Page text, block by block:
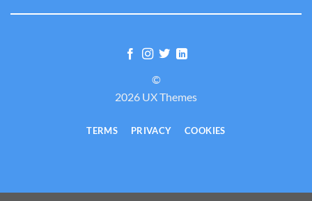
©
2026 UX Themes
TERMS PRIVACY COOKIES